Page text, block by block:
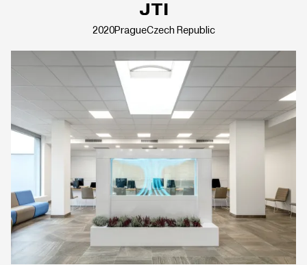
JTI
2020PragueCzech Republic